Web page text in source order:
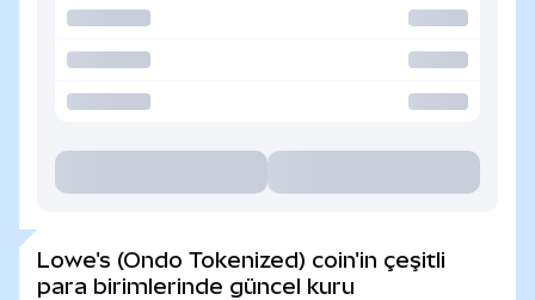
Lowe's (Ondo Tokenized) coin'in çeşitli
para birimlerinde güncel kuru